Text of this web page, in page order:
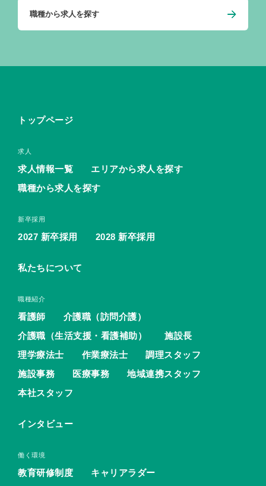
職種から求人を探す
トップページ
求人
求人情報一覧
エリアから求人を探す
職種から求人を探す
新卒採用
2027 新卒採用 2028 新卒採用
私たちについて
職種紹介
看護師
介護職（訪問介護）
介護職（生活支援・看護補助）
施設長
理学療法士
作業療法士
調理スタッフ
施設事務
医療事務
地域連携スタッフ
本社スタッフ
インタビュー
働く環境
教育研修制度
キャリアラダー